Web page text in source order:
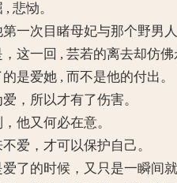
恸。
次目睹母妃与那个野男人
一回 , 芸若的离去却仿佛
爱她 , 而不是他的付出。
所以才有了伤害。
又何必在意。
，才可以保护自己。
的时候，又只是一瞬间就